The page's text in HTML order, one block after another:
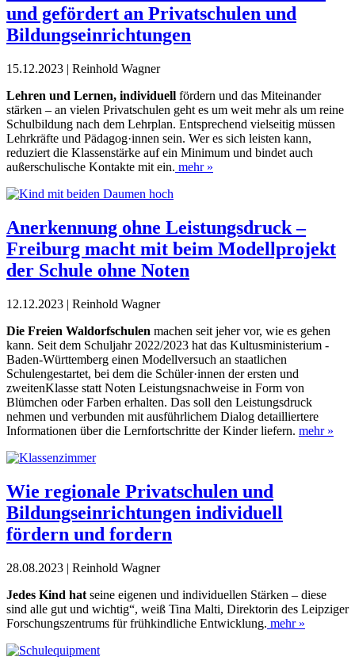
und gefördert an Privatschulen und
Bildungseinrichtungen
15.12.2023 | Reinhold Wagner
Lehren und Lernen, individuell fördern und das Miteinander
stärken – an vielen Privatschulen geht es um weit mehr als um reine
Schulbildung nach dem Lehrplan. Entsprechend vielseitig müssen
Lehrkräfte und Pädagog·innen sein. Wer es sich leisten kann,
reduziert die Klassenstärke auf ein Minimum und bindet auch
außerschulische Kontakte mit ein. mehr »
Anerkennung ohne Leistungsdruck –
Freiburg macht mit beim Modellprojekt
der Schule ohne Noten
12.12.2023 | Reinhold Wagner
Die Freien Waldorfschulen machen seit jeher vor, wie es gehen
kann. Seit dem Schuljahr 2022/2023 hat das Kultusministerium ­
Baden-Württemberg einen Modell­versuch an staatlichen
Schulengestartet, bei dem die Schüler·innen der ersten und
zweitenKlasse statt Noten Leistungsnachweise in Form von
Blümchen oder Farben erhalten. Das soll den Leistungsdruck
nehmen und verbunden mit ausführlichem Dialog detailliertere
Informationen über die Lernfortschritte der Kinder liefern. mehr »
Wie regionale Privatschulen und
Bildungseinrichtungen individuell
fördern und fordern
28.08.2023 | Reinhold Wagner
Jedes Kind hat seine eigenen und individuellen Stärken – diese
sind alle gut und wichtig“, weiß Tina Malti, Direktorin des Leipziger
Forschungszentrums für frühkindliche Entwicklung. mehr »